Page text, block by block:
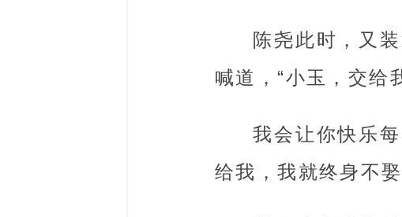
陈尧此时，又
喊道，“小玉，交给
我会让你快乐
给我，我就终身不娶